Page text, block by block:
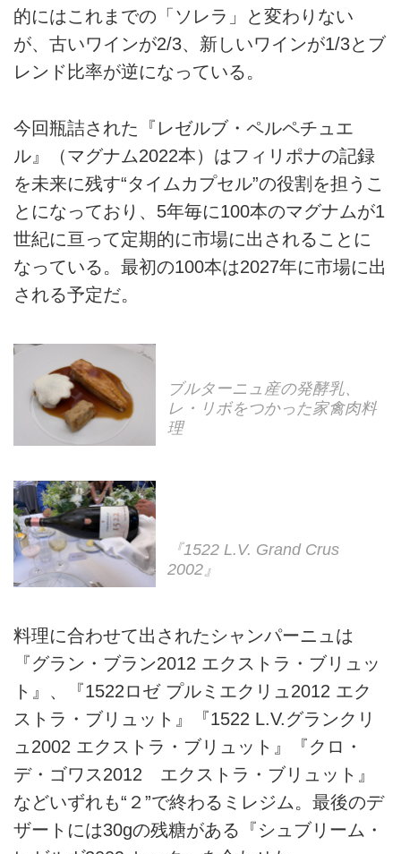
的にはこれまでの「ソレラ」と変わりない
が、古いワインが2/3、新しいワインが1/3とブ
レンド比率が逆になっている。
今回瓶詰された『レゼルブ・ペルペチュエ
ル』（マグナム2022本）はフィリポナの記録
を未来に残す“タイムカプセル”の役割を担うこ
とになっており、5年毎に100本のマグナムが1
世紀に亘って定期的に市場に出されることに
なっている。最初の100本は2027年に市場に出
される予定だ。
ブルターニュ産の発酵乳、
レ・リボをつかった家禽肉料
理
『1522 L.V. Grand Crus
2002』
料理に合わせて出されたシャンパーニュは
『グラン・ブラン2012 エクストラ・ブリュッ
ト』、『1522ロゼ プルミエクリュ2012 エク
ストラ・ブリュット』『1522 L.V.グランクリ
ュ2002 エクストラ・ブリュット』『クロ・
デ・ゴワス2012 エクストラ・ブリュット』
などいずれも“２”で終わるミレジム。最後のデ
ザートには30gの残糖がある『シュブリーム・